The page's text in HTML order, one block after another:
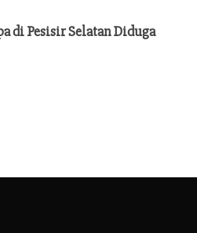
di Pesisir Selatan Diduga